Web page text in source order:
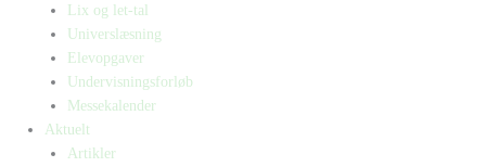
Lix og let-tal
Universlæsning
Elevopgaver
Undervisningsforløb
Messekalender
Aktuelt
Artikler